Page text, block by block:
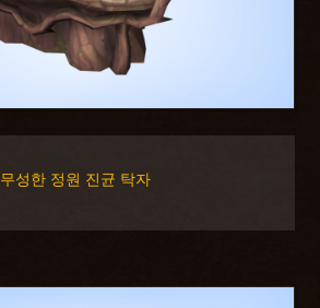
무성한 정원 진균 탁자